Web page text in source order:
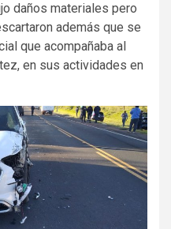
daños materiales pero
además que se
que acompañaba al
en sus actividades en